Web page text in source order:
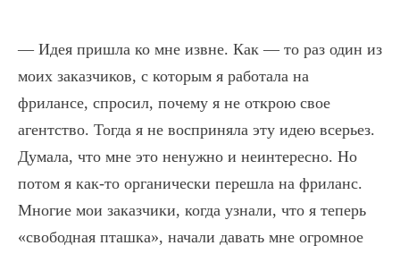
— Идея пришла ко мне извне. Как — то раз один из
моих заказчиков, с которым я работала на
фрилансе, спросил, почему я не открою свое
агентство. Тогда я не восприняла эту идею всерьез.
Думала, что мне это ненужно и неинтересно. Но
потом я как-то органически перешла на фриланс.
Многие мои заказчики, когда узнали, что я теперь
«свободная пташка», начали давать мне огромное